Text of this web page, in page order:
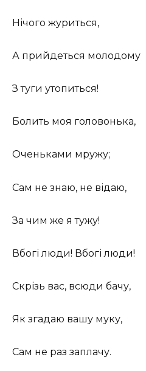
Нічого журиться,
А прийдеться молодому
З туги утопиться!
Болить моя головонька,
Оченьками мружу;
Сам не знаю, не відаю,
За чим же я тужу!
Вбогі люди! Вбогі люди!
Скрізь вас, всюди бачу,
Як згадаю вашу муку,
Сам не раз заплачу.